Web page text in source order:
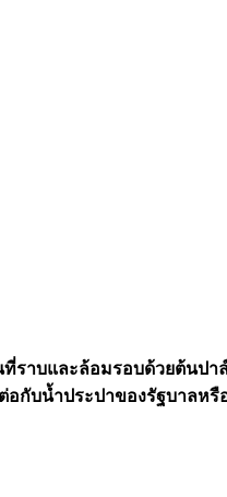
ที่ราบและล้อมรอบด้วยต้นปา
กับน้ำประปาของรัฐบาลหรื